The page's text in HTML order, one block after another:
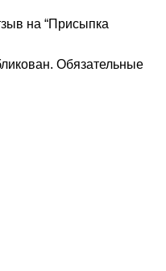
на “Присыпка
Обязательные